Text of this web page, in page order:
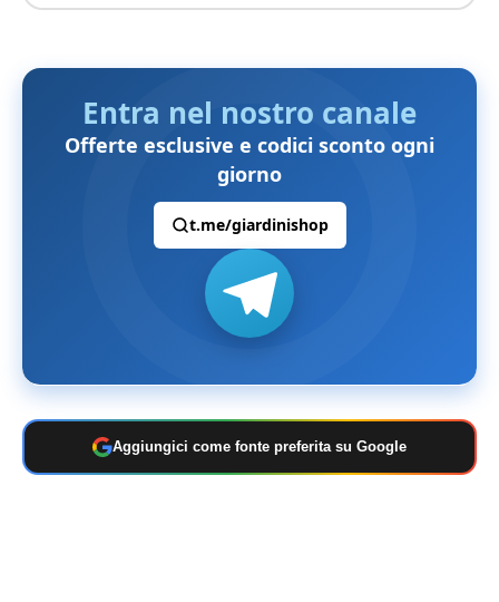
Entra nel nostro canale
Offerte esclusive e codici sconto ogni
giorno
t.me/giardinishop
Aggiungici come fonte preferita su Google